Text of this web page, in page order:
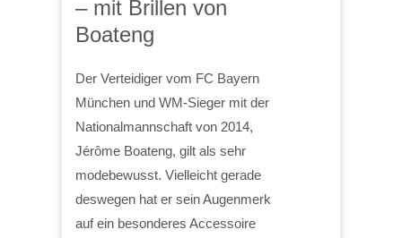
– mit Brillen von
Boateng
Der Verteidiger vom FC Bayern
München und WM-Sieger mit der
Nationalmannschaft von 2014,
Jérôme Boateng, gilt als sehr
modebewusst. Vielleicht gerade
deswegen hat er sein Augenmerk
auf ein besonderes Accessoire